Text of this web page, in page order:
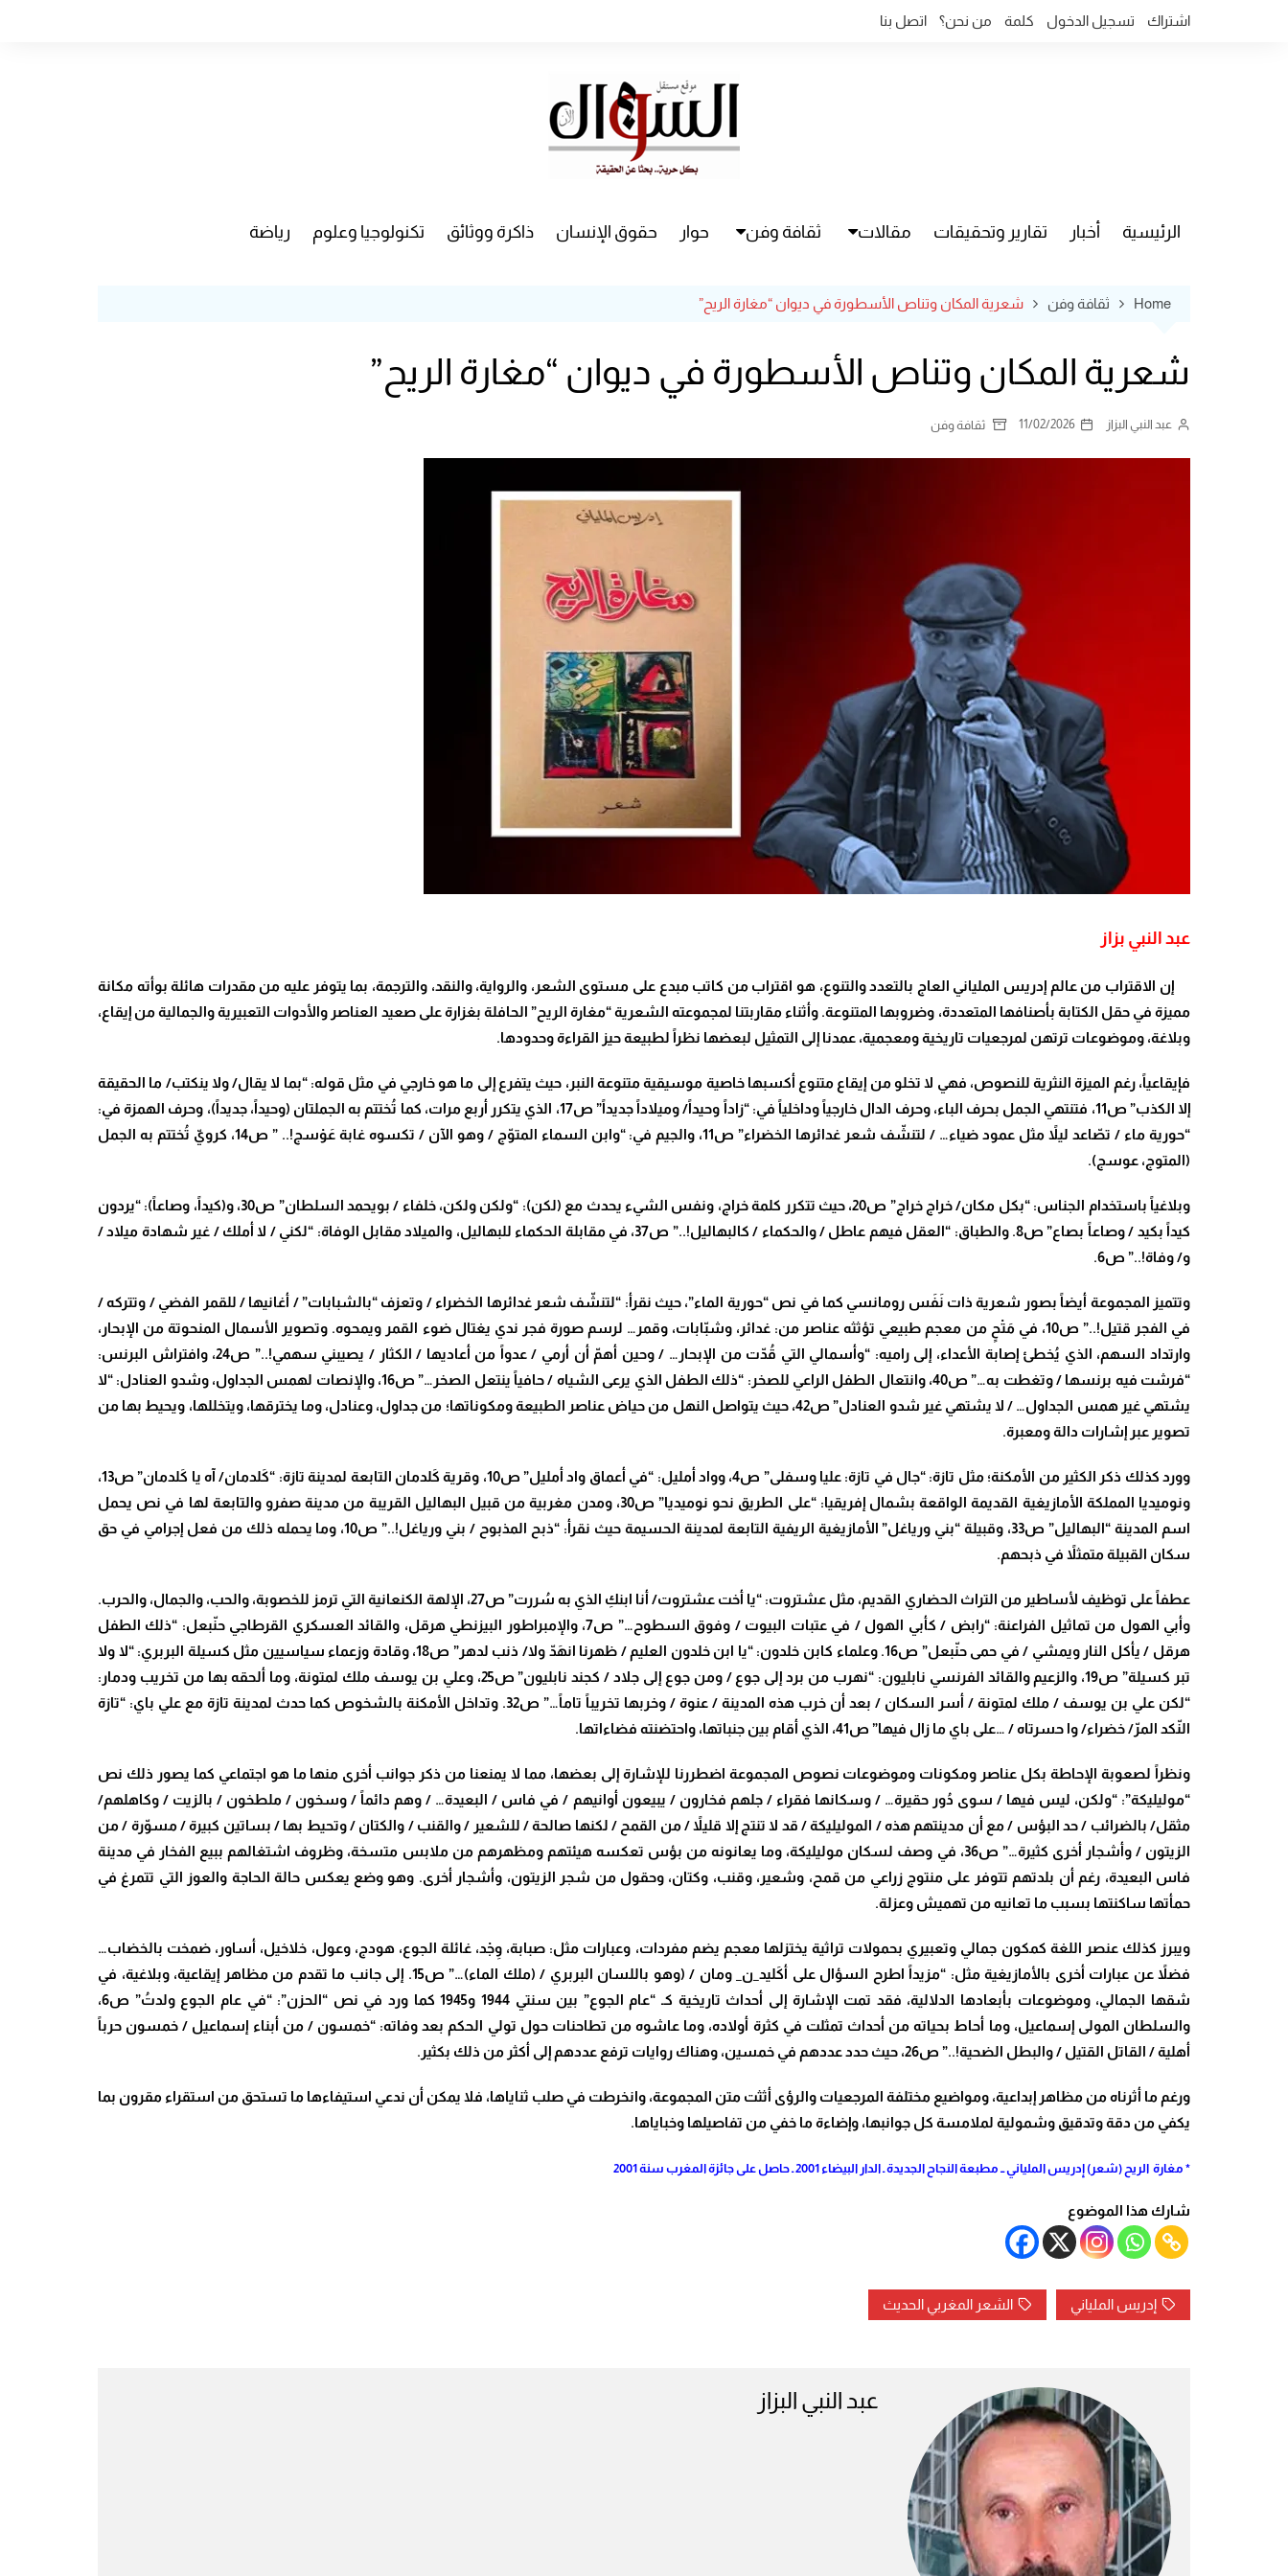
اشتراك تسجيل الدخول كلمة من نحن؟ اتصل بنا
الرئيسية أخبار تقارير وتحقيقات مقالات ثقافة وفن
مسرح
حوار حقوق الإنسان ذاكرة ووثائق تكنولوجيا وعلوم رياضة
Home ثقافة وفن شعرية المكان وتناص الأسطورة في ديوان “مغارة الريح”
شعرية المكان وتناص الأسطورة في ديوان “مغارة الريح”
عبد النبي البزاز 11/02/2026 ثقافة وفن
عبد النبي بزاز
إن الاقتراب من عالم إدريس الملياني العاج بالتعدد والتنوع، هو اقتراب من كاتب مبدع على مستوى الشعر، والرواية، والنقد، والترجمة، بما يتوفر عليه من مقدرات هائلة بوأته مكانة
مميزة في حقل الكتابة بأصنافها المتعددة، وضروبها المتنوعة. وأثناء مقاربتنا لمجموعته الشعرية “مغارة الريح” الحافلة بغزارة على صعيد العناصر والأدوات التعبيرية والجمالية من إيقاع،
وبلاغة، وموضوعات ترتهن لمرجعيات تاريخية ومعجمية، عمدنا إلى التمثيل لبعضها نظراً لطبيعة حيز القراءة وحدودها.
فإيقاعياً، رغم الميزة النثرية للنصوص، فهي لا تخلو من إيقاع متنوع أكسبها خاصية موسيقية متنوعة النبر، حيث يتفرع إلى ما هو خارجي في مثل قوله: “بما لا يقال/ ولا ينكتب/ ما الحقيقة
إلا الكذب” ص11، فتنتهي الجمل بحرف الباء، وحرف الدال خارجياً وداخلياً في: “زاداً وحيداً/ وميلاداً جديداً” ص17، الذي يتكرر أربع مرات، كما تُختتم به الجملتان (وحيداً، جديداً)، وحرف الهمزة في:
“حورية ماء / تصّاعد ليلاً مثل عمود ضياء… / لتنشّف شعر غدائرها الخضراء” ص11، والجيم في: “وابن السماء المتوّج / وهو الآن / تكسوه غابة عَوْسج!.. ” ص14، كرويّ تُختتم به الجمل
(المتوج، عوسج).
وبلاغياً باستخدام الجناس: “بكل مكان/ خراج خراج” ص20، حيث تتكرر كلمة خراج، ونفس الشيء يحدث مع (لكن): “ولكن ولكن، خلفاء / بويحمد السلطان” ص30، و(كيداً، وصاعاً): “يردون
كيداً بكيد / وصاعاً بصاع” ص8. والطباق: “العقل فيهم عاطل / والحكماء / كالبهاليل!..” ص37، في مقابلة الحكماء للبهاليل، والميلاد مقابل الوفاة: “لكني / لا أملك / غير شهادة ميلاد /
و/ وفاة!..” ص6.
وتتميز المجموعة أيضاً بصور شعرية ذات نَفَس رومانسي كما في نص “حورية الماء”، حيث نقرأ: “لتنشّف شعر غدائرها الخضراء / وتعزف “بالشبابات” / أغانيها / للقمر الفضي / وتتركه /
في الفجر قتيل!..” ص10، في مَتْحٍ من معجم طبيعي تؤثثه عناصر من: غدائر، وشبّابات، وقمر… لرسم صورة فجر ندي يغتال ضوء القمر ويمحوه. وتصوير الأسمال المنحوتة من الإبحار،
وارتداد السهم، الذي يُخطئ إصابة الأعداء، إلى راميه: “وأسمالي التي قُدّت من الإبحار… / وحين أهمّ أن أرمي / عدواً من أعاديها / الكثار / يصيبني سهمي!..” ص24، وافتراش البرنس:
“فرشت فيه برنسها / وتغطت به…” ص40، وانتعال الطفل الراعي للصخر: “ذلك الطفل الذي يرعى الشياه / حافياً ينتعل الصخر…” ص16، والإنصات لهمس الجداول، وشدو العنادل: “لا
يشتهي غير همس الجداول… / لا يشتهي غير شدو العنادل” ص42، حيث يتواصل النهل من حياض عناصر الطبيعة ومكوناتها؛ من جداول، وعنادل، وما يخترقها، ويتخللها، ويحيط بها من
تصوير عبر إشارات دالة ومعبرة.
وورد كذلك ذكر الكثير من الأمكنة؛ مثل تازة: “جال في تازة: عليا وسفلى” ص4، وواد أمليل: “في أعماق واد أمليل” ص10، وقرية كَلدمان التابعة لمدينة تازة: “كَلدمان/ آه يا كَلدمان” ص13،
ونوميديا المملكة الأمازيغية القديمة الواقعة بشمال إفريقيا: “على الطريق نحو نوميديا” ص30، ومدن مغربية من قبيل البهاليل القريبة من مدينة صفرو والتابعة لها في نص يحمل
اسم المدينة “البهاليل” ص33، وقبيلة “بني ورياغل” الأمازيغية الريفية التابعة لمدينة الحسيمة حيث نقرأ: “ذبح المذبوح / بني ورياغل!..” ص10، وما يحمله ذلك من فعل إجرامي في حق
سكان القبيلة متمثلاً في ذبحهم.
عطفاً على توظيف لأساطير من التراث الحضاري القديم، مثل عشتروت: “يا أخت عشتروت/ أنا ابنكِ الذي به سُررت” ص27، الإلهة الكنعانية التي ترمز للخصوبة، والحب، والجمال، والحرب.
وأبي الهول من تماثيل الفراعنة: “رابض / كأبي الهول / في عتبات البيوت / وفوق السطوح…” ص7، والإمبراطور البيزنطي هرقل، والقائد العسكري القرطاجي حنّبعل: “ذلك الطفل
هرقل / يأكل النار ويمشي / في حمى حنّبعل” ص16. وعلماء كابن خلدون: “يا ابن خلدون العليم / ظهرنا انهَدّ ولا/ ذنب لدهر” ص18، وقادة وزعماء سياسيين مثل كسيلة البربري: “لا ولا
تبر كسيلة” ص19، والزعيم والقائد الفرنسي نابليون: “نهرب من برد إلى جوع / ومن جوع إلى جلاد / كجند نابليون” ص25، وعلي بن يوسف ملك لمتونة، وما ألحقه بها من تخريب ودمار:
“لكن علي بن يوسف / ملك لمتونة / أسر السكان / بعد أن خرب هذه المدينة / عنوة / وخربها تخريباً تاماً…” ص32. وتداخل الأمكنة بالشخوص كما حدث لمدينة تازة مع علي باي: “تازة
النّكد المرّ/ خضراء/ وا حسرتاه / …على باي ما زال فيها” ص41، الذي أقام بين جنباتها، واحتضنته فضاءاتها.
ونظراً لصعوبة الإحاطة بكل عناصر ومكونات وموضوعات نصوص المجموعة اضطررنا للإشارة إلى بعضها، مما لا يمنعنا من ذكر جوانب أخرى منها ما هو اجتماعي كما يصور ذلك نص
“موليليكة”: “ولكن، ليس فيها / سوى دُور حقيرة… / وسكانها فقراء / جلهم فخارون / يبيعون أوانيهم / في فاس / البعيدة… / وهم دائماً / وسخون / ملطخون / بالزيت / وكاهلهم/
مثقل/ بالضرائب / حد البؤس / مع أن مدينتهم هذه / الموليليكة / قد لا تنتج إلا قليلاً / من القمح / لكنها صالحة / للشعير / والقنب / والكتان / وتحيط بها / بساتين كبيرة / مسوّرة / من
الزيتون / وأشجار أخرى كثيرة…” ص36، في وصف لسكان موليليكة، وما يعانونه من بؤس تعكسه هيئتهم ومظهرهم من ملابس متسخة، وظروف اشتغالهم ببيع الفخار في مدينة
فاس البعيدة، رغم أن بلدتهم تتوفر على منتوج زراعي من قمح، وشعير، وقنب، وكتان، وحقول من شجر الزيتون، وأشجار أخرى. وهو وضع يعكس حالة الحاجة والعوز التي تتمرغ في
حمأتها ساكنتها بسبب ما تعانيه من تهميش وعزلة.
ويبرز كذلك عنصر اللغة كمكون جمالي وتعبيري بحمولات تراثية يختزلها معجم يضم مفردات، وعبارات مثل: صبابة، وِجْد، غائلة الجوع، هودج، وعول، خلاخيل، أساور، ضمخت بالخضاب…
فضلاً عن عبارات أخرى بالأمازيغية مثل: “مزيداً اطرح السؤال على أكَليد_ن_ ومان / (وهو باللسان البربري / (ملك الماء)…” ص15. إلى جانب ما تقدم من مظاهر إيقاعية، وبلاغية، في
شقها الجمالي، وموضوعات بأبعادها الدلالية، فقد تمت الإشارة إلى أحداث تاريخية كـ “عام الجوع” بين سنتي 1944 و1945 كما ورد في نص “الحزن”: “في عام الجوع ولدتُ” ص6،
والسلطان المولى إسماعيل، وما أحاط بحياته من أحداث تمثلت في كثرة أولاده، وما عاشوه من تطاحنات حول تولي الحكم بعد وفاته: “خمسون / من أبناء إسماعيل / خمسون حرباً
أهلية / القاتل القتيل / والبطل الضحية!..” ص26، حيث حدد عددهم في خمسين، وهناك روايات ترفع عددهم إلى أكثر من ذلك بكثير.
ورغم ما أثرناه من مظاهر إبداعية، ومواضيع مختلفة المرجعيات والرؤى أثثت متن المجموعة، وانخرطت في صلب ثناياها، فلا يمكن أن ندعي استيفاءها ما تستحق من استقراء مقرون بما
يكفي من دقة وتدقيق وشمولية لملامسة كل جوانبها، وإضاءة ما خفي من تفاصيلها وخباياها.
* مغارة الريح (شعر) إدريس الملياني ــ مطبعة النجاح الجديدة ـ الدار البيضاء 2001 ـ حاصل على جائزة المغرب سنة 2001
شارك هذا الموضوع
إدريس الملياني الشعر المغربي الحديث
عبد النبي البزاز